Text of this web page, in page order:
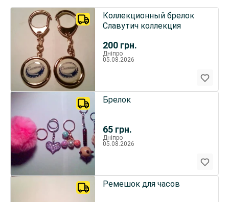
200 грн.
Коллекционный брелок
Славутич коллекция
Дніпро
05.08.2026
65 грн.
Брелок
Дніпро
05.08.2026
Ремешок для часов